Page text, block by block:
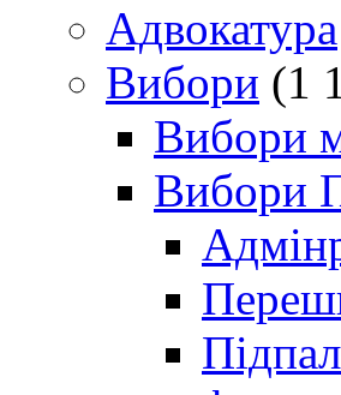
Адвокатура
Вибори (1
Вибори
Вибори